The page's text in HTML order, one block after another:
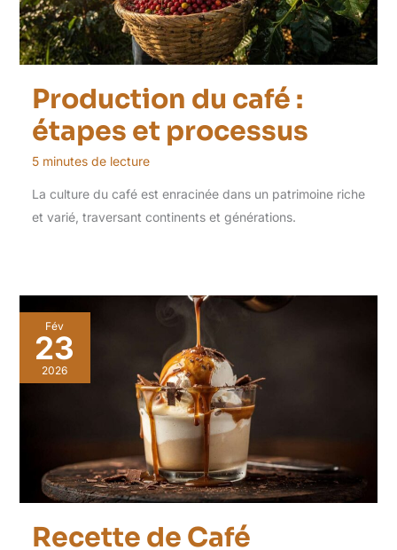
Production du café :
étapes et processus
5 minutes de lecture
La culture du café est enracinée dans un patrimoine riche
et varié, traversant continents et générations.
Fév
23
2026
Recette de Café